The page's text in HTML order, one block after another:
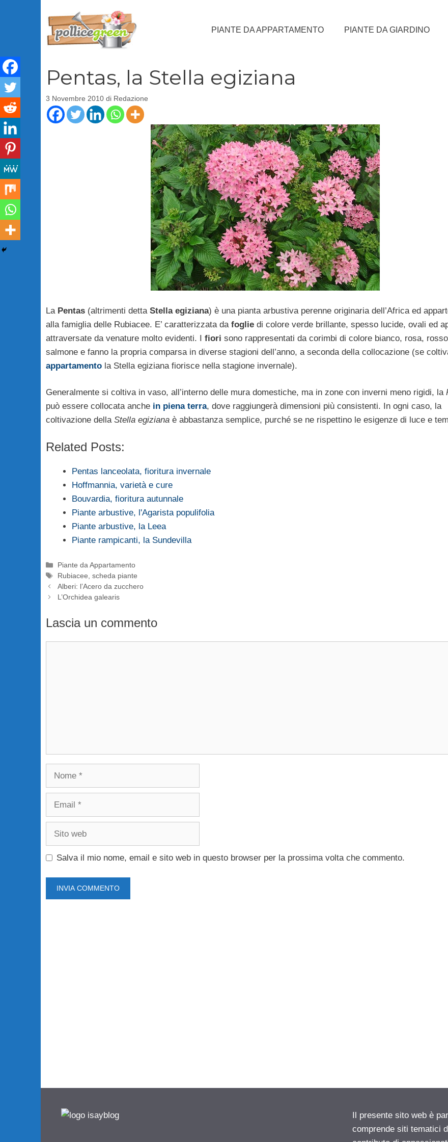
PIANTE DA APPARTAMENTO PIANTE DA GIARDINO
Pentas, la Stella egiziana
3 Novembre 2010 di Redazione
La Pentas(altrimenti dettaStella egiziana) è una pianta arbustiva perenne originaria dell’Africa ed
alla famiglia delle Rubiacee. E’ caratterizzata dafogliedi colore verde brillante, spesso lucide, ovali ed
attraversate da venature molto evidenti. I fiori sono rappresentati da corimbi di colore bianco, rosa,
salmone e fanno la propria comparsa in diverse stagioni dell’anno, a seconda della collocazione (se
appartamentola Stella egiziana fiorisce nella stagione invernale).
Generalmente si coltiva in vaso, all’interno delle mura domestiche, ma in zone con inverni meno rigidi, la
può essere collocata anche in piena terra, dove raggiungerà dimensioni più consistenti. In ogni caso, la
coltivazione della Stella egizianaè abbastanza semplice, purché se ne rispettino le esigenze di luce e
Related Posts:
Pentas lanceolata, fioritura invernale
Hoffmannia, varietà e cure
Bouvardia, fioritura autunnale
Piante arbustive, l'Agarista populifolia
Piante arbustive, la Leea
Piante rampicanti, la Sundevilla
Categorie
Piante da Appartamento
Tag
Rubiacee, scheda piante
Alberi: l’Acero da zucchero
L’Orchidea galearis
Lascia un commento
Nome
Email
Sito
Salva il mio nome, email e sito web in questo browser per la prossima volta che commento.
Il presente sito web è
comprende siti tematici